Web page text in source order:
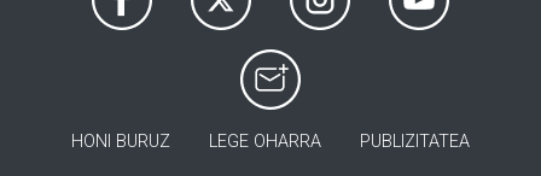
HONI BURUZ LEGE OHARRA PUBLIZITATEA